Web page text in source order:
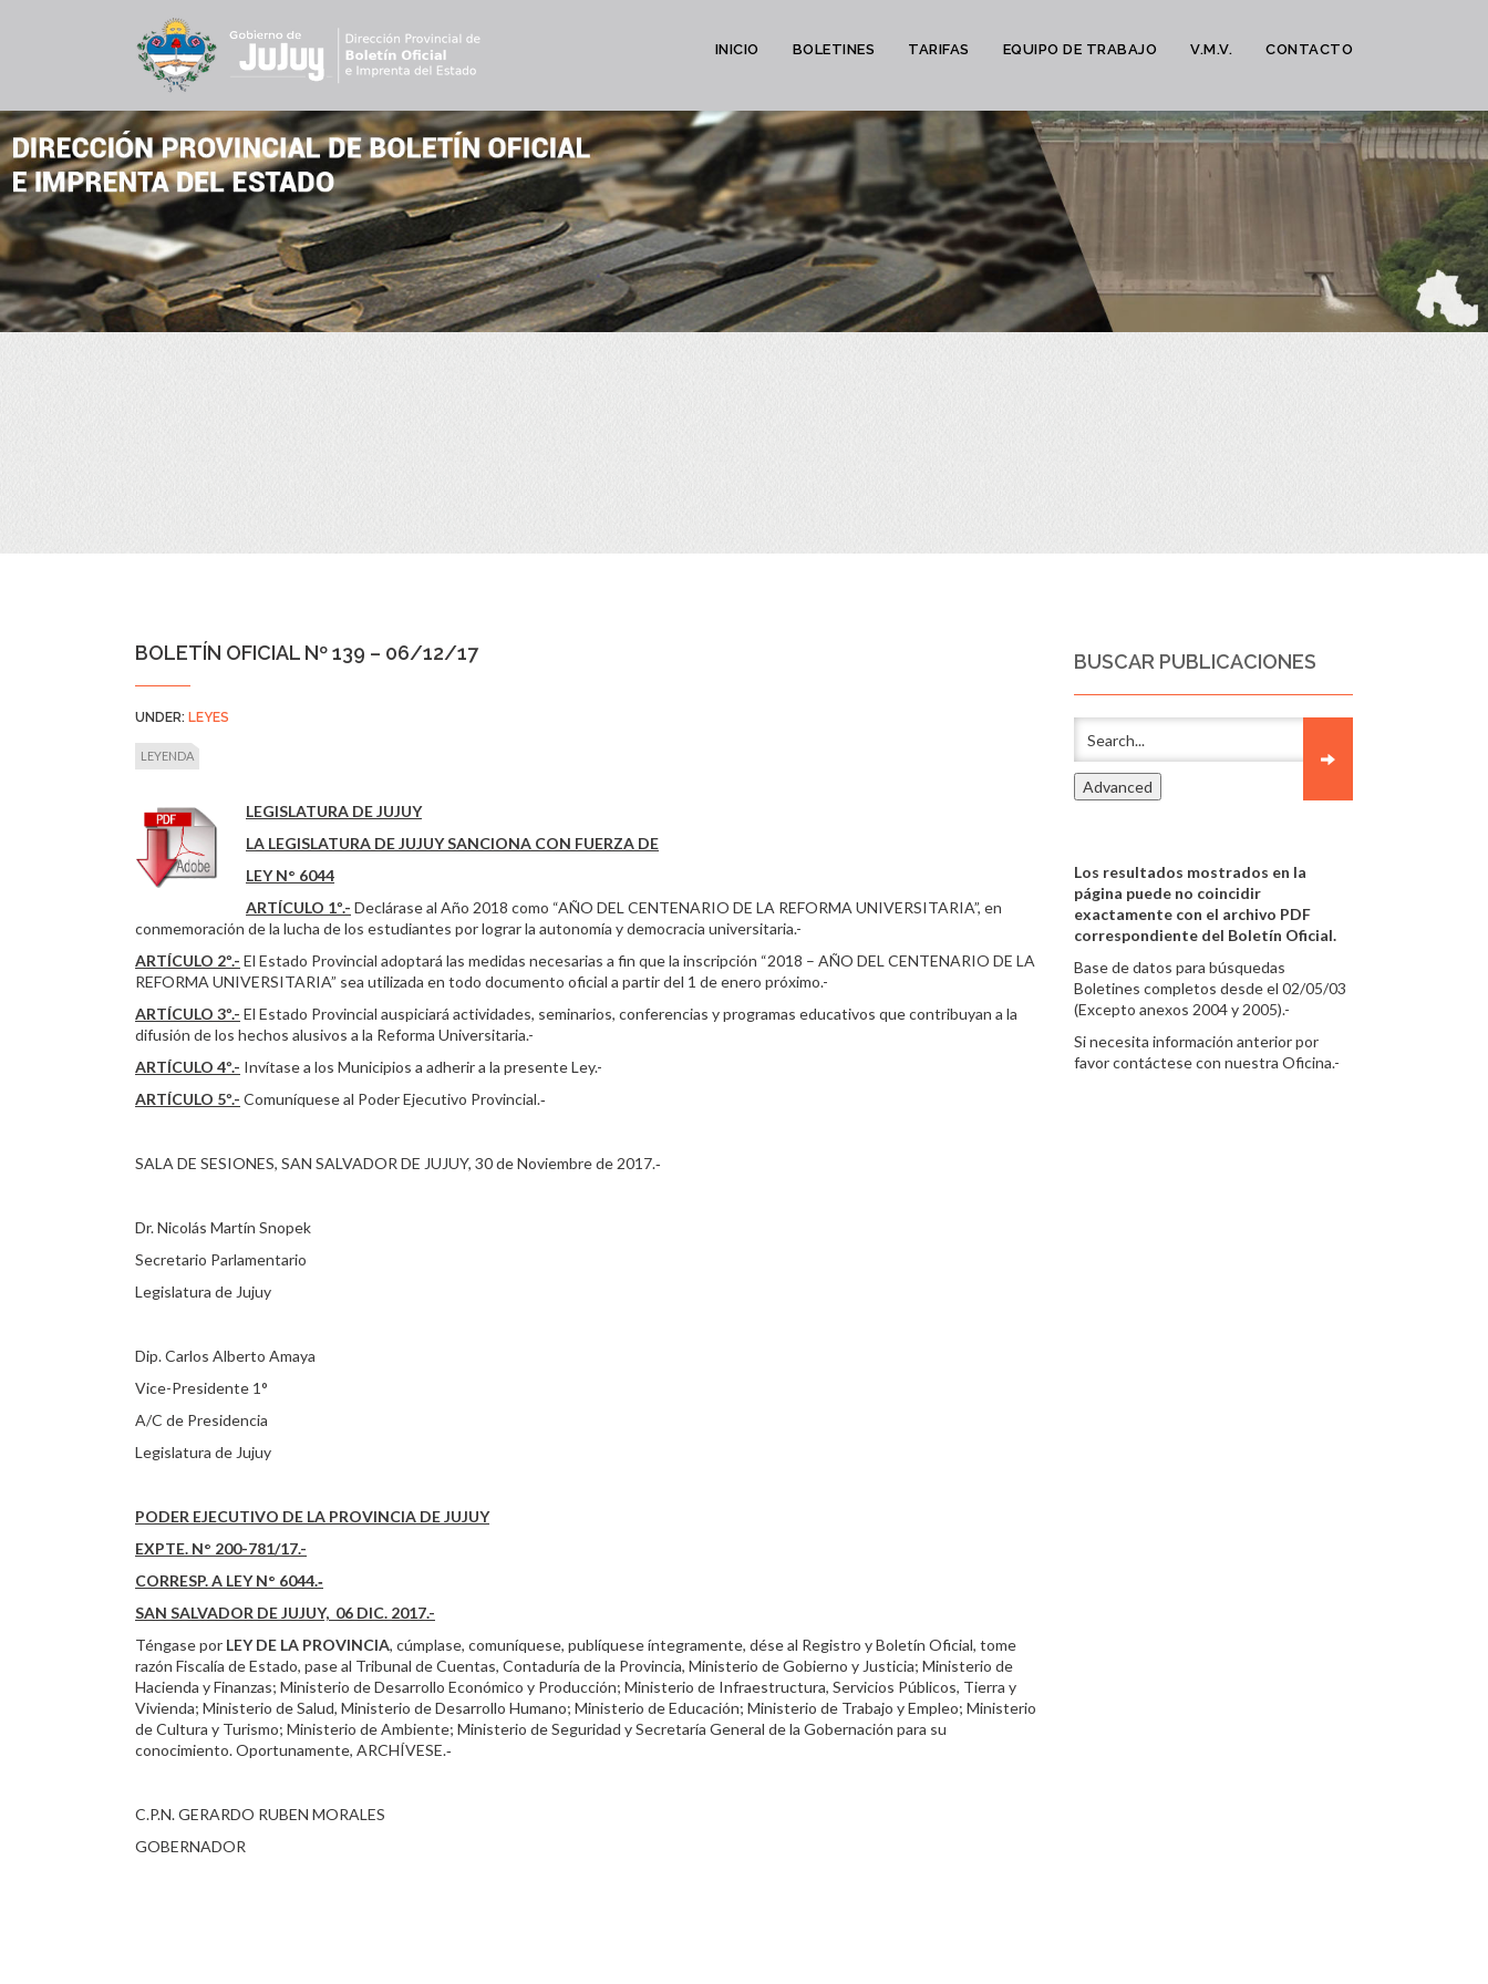
INICIO BOLETINES TARIFAS EQUIPO DE TRABAJO V.M.V. CONTACTO
BOLETÍN OFICIAL Nº 139 – 06/12/17
UNDER: LEYES
LEYENDA
LEGISLATURA DE JUJUY
LA LEGISLATURA DE JUJUY SANCIONA CON FUERZA DE
LEY N° 6044
ARTÍCULO 1º.- Declárase al Año 2018 como “AÑO DEL CENTENARIO DE LA REFORMA UNIVERSITARIA”, en
conmemoración de la lucha de los estudiantes por lograr la autonomía y democracia universitaria.-
ARTÍCULO 2º.- El Estado Provincial adoptará las medidas necesarias a fin que la inscripción “2018 – AÑO DEL CENTENARIO DE LA
REFORMA UNIVERSITARIA” sea utilizada en todo documento oficial a partir del 1 de enero próximo.-
ARTÍCULO 3º.- El Estado Provincial auspiciará actividades, seminarios, conferencias y programas educativos que contribuyan a la
difusión de los hechos alusivos a la Reforma Universitaria.-
ARTÍCULO 4º.- Invítase a los Municipios a adherir a la presente Ley.-
ARTÍCULO 5º.- Comuníquese al Poder Ejecutivo Provincial.‑
SALA DE SESIONES, SAN SALVADOR DE JUJUY, 30 de Noviembre de 2017.‑
Dr. Nicolás Martín Snopek
Secretario Parlamentario
Legislatura de Jujuy
Dip. Carlos Alberto Amaya
Vice-Presidente 1°
A/C de Presidencia
Legislatura de Jujuy
PODER EJECUTIVO DE LA PROVINCIA DE JUJUY
EXPTE. N° 200-781/17.-
CORRESP. A LEY N° 6044.‑
SAN SALVADOR DE JUJUY, 06 DIC. 2017.-
Téngase por LEY DE LA PROVINCIA, cúmplase, comuníquese, publíquese íntegramente, dése al Registro y Boletín Oficial, tome
razón Fiscalía de Estado, pase al Tribunal de Cuentas, Contaduría de la Provincia, Ministerio de Gobierno y Justicia; Ministerio de
Hacienda y Finanzas; Ministerio de Desarrollo Económico y Producción; Ministerio de Infraestructura, Servicios Públicos, Tierra y
Vivienda; Ministerio de Salud, Ministerio de Desarrollo Humano; Ministerio de Educación; Ministerio de Trabajo y Empleo; Ministerio
de Cultura y Turismo; Ministerio de Ambiente; Ministerio de Seguridad y Secretaría General de la Gobernación para su
conocimiento. Oportunamente, ARCHÍVESE.‑
C.P.N. GERARDO RUBEN MORALES
GOBERNADOR
BUSCAR PUBLICACIONES
Los resultados mostrados en la
página puede no coincidir
exactamente con el archivo PDF
correspondiente del Boletín Oficial.
Base de datos para búsquedas
Boletines completos desde el 02/05/03
(Excepto anexos 2004 y 2005).-
Si necesita información anterior por
favor contáctese con nuestra Oficina.-